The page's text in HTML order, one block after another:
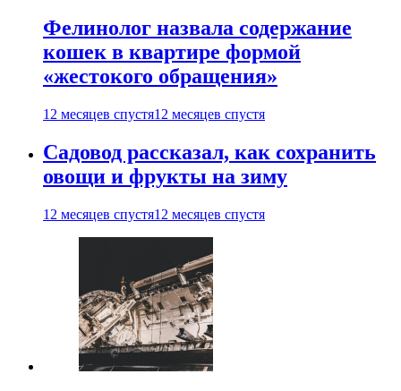
Фелинолог назвала содержание
кошек в квартире формой
«жестокого обращения»
12 месяцев спустя12 месяцев спустя
Садовод рассказал, как сохранить
овощи и фрукты на зиму
12 месяцев спустя12 месяцев спустя